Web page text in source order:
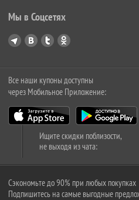
Мы в Соцсетях
Все наши купоны доступны
через Мобильное Приложение:
Ищите скидки поблизости,
не выходя из чата:
Сэкономьте до 90% при любых покупках
Подпишитесь на самые выгодные